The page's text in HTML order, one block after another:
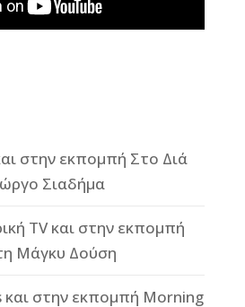
στην εκπομπή Στο Διά
Σιαδήμα
TV και στην εκπομπή
Μάγκυ Δούση
στην εκπομπή Morning